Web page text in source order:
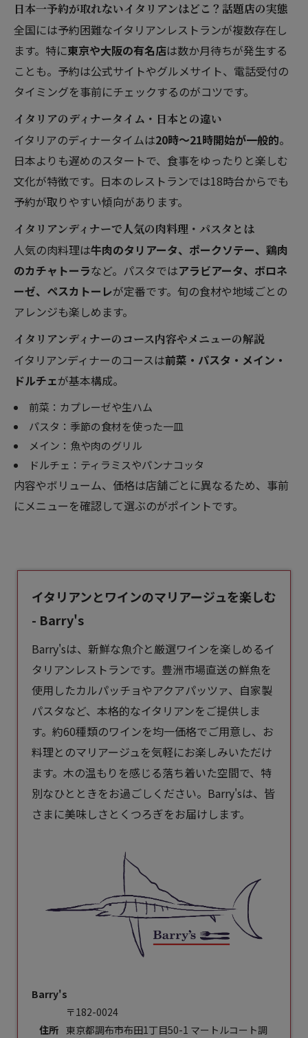
日本一予約が取れないイタリアンはどこ？話題店の実態
全国には予約困難なイタリアンレストランが複数存在し
ます。特に東京や大阪の有名店は数か月待ちが発生する
ことも。予約は公式サイトやグルメサイト、電話受付の
タイミングを事前にチェックするのがコツです。
イタリアのディナータイム・日本との違い
イタリアのディナータイムは20時～21時開始が一般的。
日本よりも遅めのスタートで、食事をゆったりと楽しむ
文化が特徴です。日本のレストランでは18時台からでも
予約が取りやすい傾向があります。
イタリアンディナーで人気の肉料理・パスタとは
人気の肉料理は牛肉のタリアータ、ポークソテー、鶏肉
のカチャトーラなど。パスタではアラビアータ、ボロネ
ーゼ、ペスカトーレが定番です。旬の食材や地域ごとの
アレンジも楽しめます。
イタリアンディナーのコース内容やメニューの解説
イタリアンディナーのコースは前菜・パスタ・メイン・
ドルチェが基本構成。
前菜：カプレーゼや生ハム
パスタ：季節の食材を使った一皿
メイン：魚や肉のグリル
ドルチェ：ティラミスやパンナコッタ
内容やボリューム、価格は店舗ごとに異なるため、事前
にメニューを確認して選ぶのがポイントです。
イタリアンとワインのマリアージュを楽しむ
- Barry's
Barry'sは、新鮮な魚介と厳選ワインを楽しめるイ
タリアンレストランです。豊洲市場直送の鮮魚を
使用したカルパッチョやアクアパッツァ、自家製
パスタなど、本格的なイタリアンをご提供しま
す。約60種類のワインを均一価格でご用意し、お
料理とのマリアージュを気軽にお楽しみいただけ
ます。木の温もりを感じる落ち着いた空間で、特
別なひとときをお過ごしください。Barry'sは、皆
さまに美味しさとくつろぎをお届けします。
Barry's
住所
〒182-0024
東京都調布市布田1丁目50-1 マートルコート調